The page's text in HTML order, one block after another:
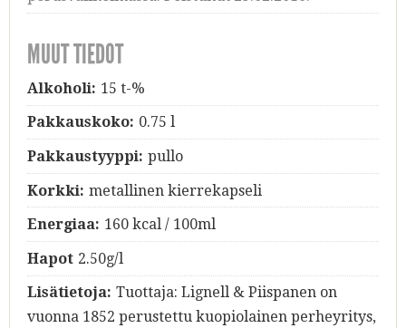
MUUT TIEDOT
Alkoholi: 15 t-%
Pakkauskoko: 0.75 l
Pakkaustyyppi: pullo
Korkki: metallinen kierrekapseli
Energiaa: 160 kcal / 100ml
Hapot 2.50g/l
Lisätietoja: Tuottaja: Lignell & Piispanen on
vuonna 1852 perustettu kuopiolainen perheyritys,